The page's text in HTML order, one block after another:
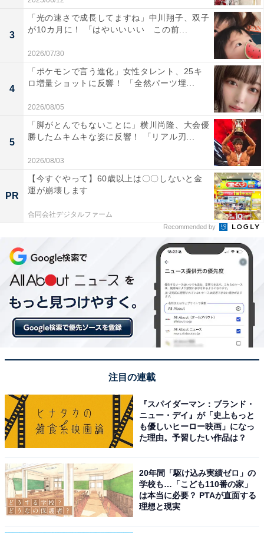
3
「光の速さで成長してますね」中川翔子、双子
が10カ月に！ 「はやいいいい この前...
2026/07/30
4
「ポケモンで言う進化」女性タレント、25キ
ロ増量ショットに反響！ 「全然パーツ埋...
2026/08/05
5
「脚がとんでもないことに」横川尚隆、大会優
勝したムキムキな姿に反響！ 「リアル刃...
2026/08/03
PR
【今すぐやって】60歳以上は〇〇しないと金
運が崩壊します
合同会社デジタルファーム
Recommended by
注目の連載
『スパイダーマン：ブランド・
ニュー・デイ』が「史上もっと
も優しいヒーロー映画」になっ
た理由。予習したい作品は？
20年間「駆け込み実績ゼロ」の
学校も…「こども110番の家」
は本当に必要？ PTAが直面する
理想と現実